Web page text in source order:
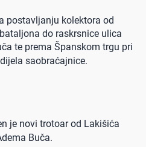
postavljanju kolektora od
do raskrsnice ulica
te prema Španskom trgu pri
saobraćajnice.
je novi trotoar od Lakišića
Buča.